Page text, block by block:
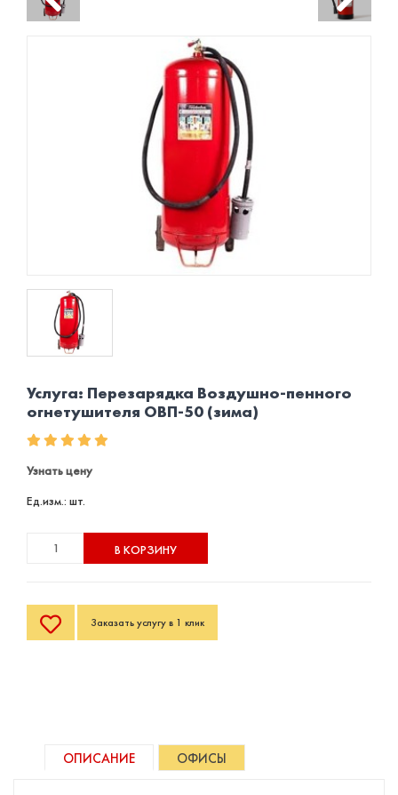
Услуга: Перезарядка Воздушно-пенного
огнетушителя ОВП-50 (зима)
Узнать цену
Ед.изм.: шт.
В КОРЗИНУ
Заказать услугу в 1 клик
ОПИСАНИЕ ОФИСЫ